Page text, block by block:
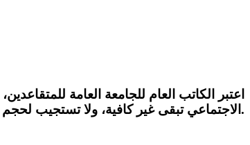
اعتبر الكاتب العام للجامعة العامة للمتقاعدين،
الاجتماعي تبقى غير كافية، ولا تستجيب لحجم الصعوبات الاقتصادية التي تواجهها هذه الفئة.